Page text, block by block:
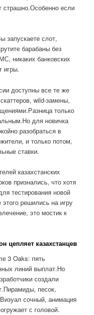
страшно.Особенно если
запускаете слот,
барабаны без
никаких банковских
игры.
доступны все те же
wild-замены,
только
для новичка
разобраться в
и только потом,
ставки.
казахстанских
признались, что хотя
тестирования новой
решились на игру
это мостик к
цепляет казахстанцев
3 Oaks: пять
линий выплат.Но
создали
песок,
сочный, анимация
с головой.